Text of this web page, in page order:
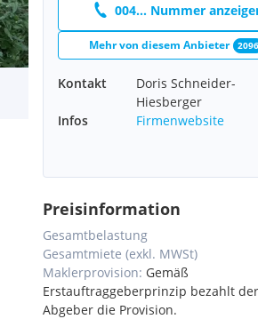
004... Nummer
Mehr von diesem Anbieter 2096
Kontakt
Doris Schneider-
Hiesberger
Infos
Firmenwebsite
Preisinformation
Gesamtbelastung
Gesamtmiete (exkl. MWSt)
Maklerprovision: Gemäß
Erstauftraggeberprinzip bezahlt der
Abgeber die Provision.